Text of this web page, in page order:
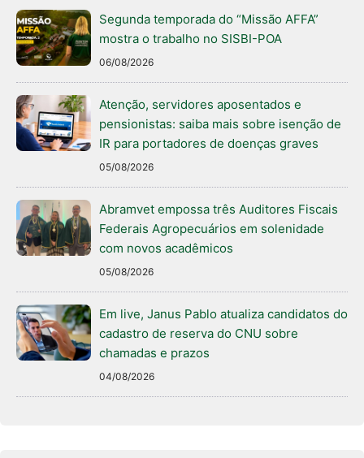
Segunda temporada do “Missão AFFA”
mostra o trabalho no SISBI-POA
06/08/2026
Atenção, servidores aposentados e
pensionistas: saiba mais sobre isenção de
IR para portadores de doenças graves
05/08/2026
Abramvet empossa três Auditores Fiscais
Federais Agropecuários em solenidade
com novos acadêmicos
05/08/2026
Em live, Janus Pablo atualiza candidatos do
cadastro de reserva do CNU sobre
chamadas e prazos
04/08/2026